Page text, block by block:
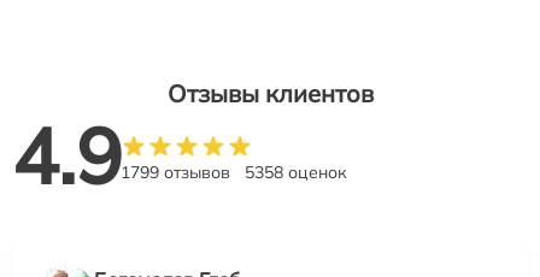
Отзывы клиентов
4.91799 отзывов 5358 оценок